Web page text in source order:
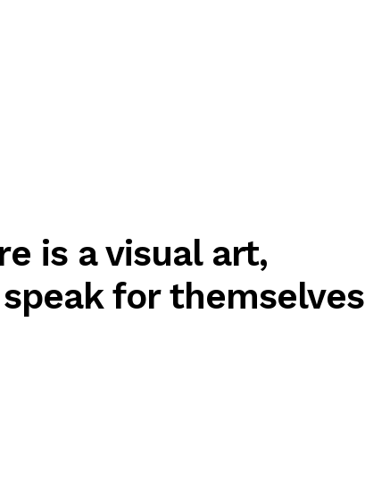
is a visual art,
for themselves